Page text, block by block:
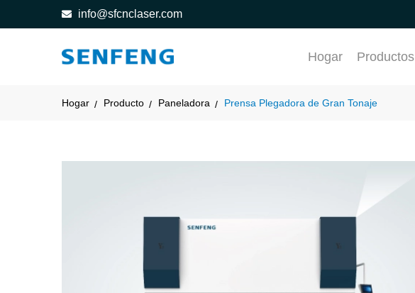
info@sfcnclaser.com
Hogar Productos
Hogar Producto Paneladora Prensa Plegadora de Gran Tonaje